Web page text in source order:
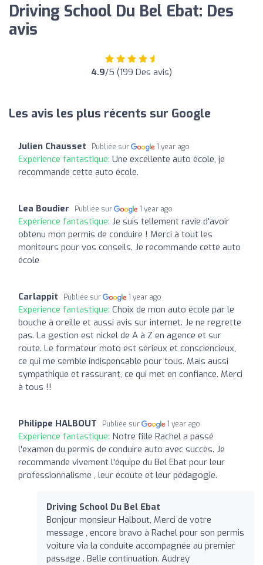
Driving School Du Bel Ebat: Des
avis
4.9/5 (199 Des avis)
Les avis les plus récents sur Google
Julien Chausset Publiée sur 1 year ago
Expérience fantastique: Une excellente auto école, je
recommande cette auto école.
Lea Boudier Publiée sur 1 year ago
Expérience fantastique: Je suis tellement ravie d'avoir
obtenu mon permis de conduire ! Merci à tout les
moniteurs pour vos conseils. Je recommande cette auto
école
Carlappit Publiée sur 1 year ago
Expérience fantastique: Choix de mon auto école par le
bouche à oreille et aussi avis sur internet. Je ne regrette
pas. La gestion est nickel de A à Z en agence et sur
route. Le formateur moto est sérieux et consciencieux,
ce qui me semble indispensable pour tous. Mais aussi
sympathique et rassurant, ce qui met en confiance. Merci
à tous !!
Philippe HALBOUT Publiée sur 1 year ago
Expérience fantastique: Notre fille Rachel a passé
l'examen du permis de conduire auto avec succès. Je
recommande vivement l'équipe du Bel Ebat pour leur
professionnalisme , leur écoute et leur pédagogie.
Driving School Du Bel Ebat
Bonjour monsieur Halbout, Merci de votre
message , encore bravo à Rachel pour son permis
voiture via la conduite accompagnée au premier
passage . Belle continuation. Audrey